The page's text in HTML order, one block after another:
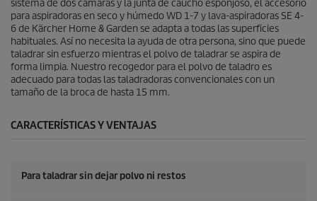
e
ñ
a
s
sistema de dos cámaras y la junta de caucho esponjoso, el accesorio
para aspiradoras en seco y húmedo WD 1-7 y lava-aspiradoras SE 4-
6 de Kärcher Home & Garden se adapta a todas las superficies
habituales. Así no necesita la ayuda de otra persona, sino que puede
taladrar sin esfuerzo mientras el polvo de taladrar se aspira de
forma limpia. Nuestro recogedor para el polvo de taladro es
adecuado para todas las taladradoras convencionales con un
tamaño de la broca de hasta 15 mm.
CARACTERÍSTICAS Y VENTAJAS
Para taladrar sin dejar polvo ni restos